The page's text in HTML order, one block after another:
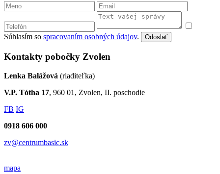
Súhlasím so spracovaním osobných údajov. Odoslať
Kontakty pobočky Zvolen
Lenka Balážová (riaditeľka)
V.P. Tótha 17, 960 01, Zvolen, II. poschodie
FB IG
0918 606 000
zv@centrumbasic.sk
mapa